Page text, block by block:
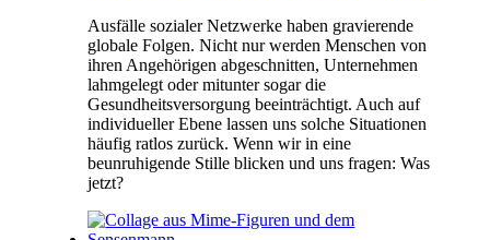
Ausfälle sozialer Netzwerke haben gravierende
globale Folgen. Nicht nur werden Menschen von
ihren Angehörigen abgeschnitten, Unternehmen
lahmgelegt oder mitunter sogar die
Gesundheitsversorgung beeinträchtigt. Auch auf
individueller Ebene lassen uns solche Situationen
häufig ratlos zurück. Wenn wir in eine
beunruhigende Stille blicken und uns fragen: Was
jetzt?